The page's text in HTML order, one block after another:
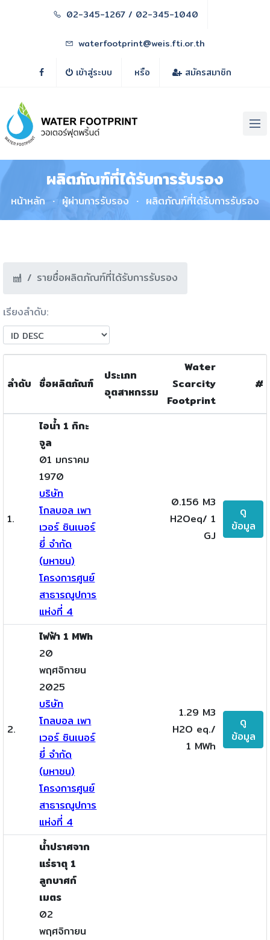
02-345-1267 / 02-345-1040
waterfootprint@weis.fti.or.th
เข้าสู่ระบบ หรือ สมัครสมาชิก
ผลิตภัณฑ์ที่ได้รับการรับรอง
หน้าหลัก ผู้ผ่านการรับรอง ผลิตภัณฑ์ที่ได้รับการรับรอง
รายชื่อผลิตภัณฑ์ที่ได้รับการรับรอง
เรียงลำดับ:
ลำดับ ชื่อผลิตภัณฑ์
ประเภท
อุตสาหกรรม
Water
Scarcity
Footprint
#
1.
ไอน้ำ 1 กิกะ
จูล
01 มกราคม
1970
บริษัท
โกลบอล เพา
เวอร์ ซินเนอร์
ยี่ จำกัด
(มหาชน)
โครงการศูนย์
สาธารณูปการ
แห่งที่ 4
0.156 M3
H2Oeq/ 1
GJ
ดู
ข้อมูล
2.
ไฟฟ้า 1 MWh
20
พฤศจิกายน
2025
บริษัท
โกลบอล เพา
เวอร์ ซินเนอร์
ยี่ จำกัด
(มหาชน)
โครงการศูนย์
สาธารณูปการ
แห่งที่ 4
1.29 M3
H2O eq./
1 MWh
ดู
ข้อมูล
น้ำปราศจาก
แร่ธาตุ 1
ลูกบาศก์
เมตร
02
พฤศจิกายน